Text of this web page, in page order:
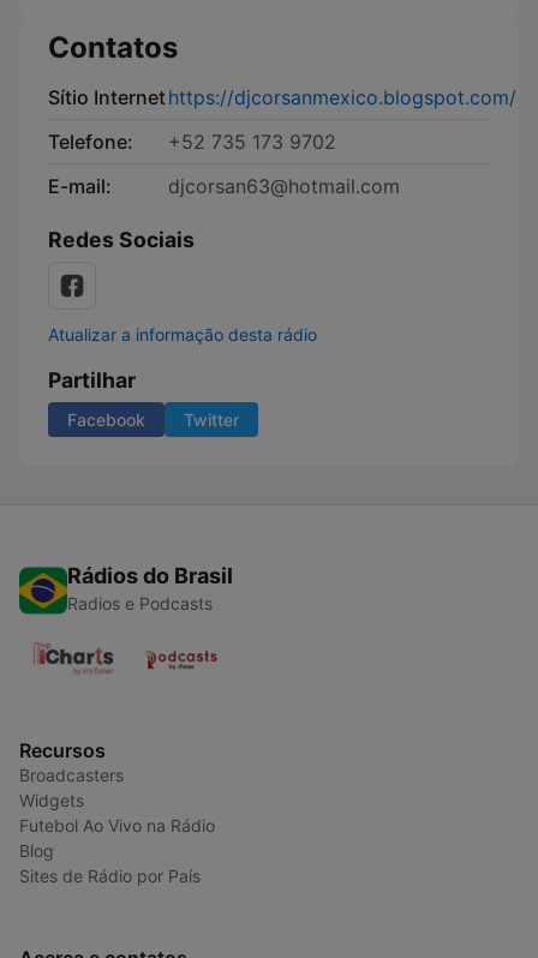
Contatos
Sítio Internethttps://djcorsanmexico.blogspot.com/
Telefone:
+52 735 173 9702
E-mail:
djcorsan63@hotmail.com
Redes Sociais
Atualizar a informação desta rádio
Partilhar
Facebook Twitter
Rádios do Brasil
Radios e Podcasts
Recursos
Broadcasters
Widgets
Futebol Ao Vivo na Rádio
Blog
Sites de Rádio por País